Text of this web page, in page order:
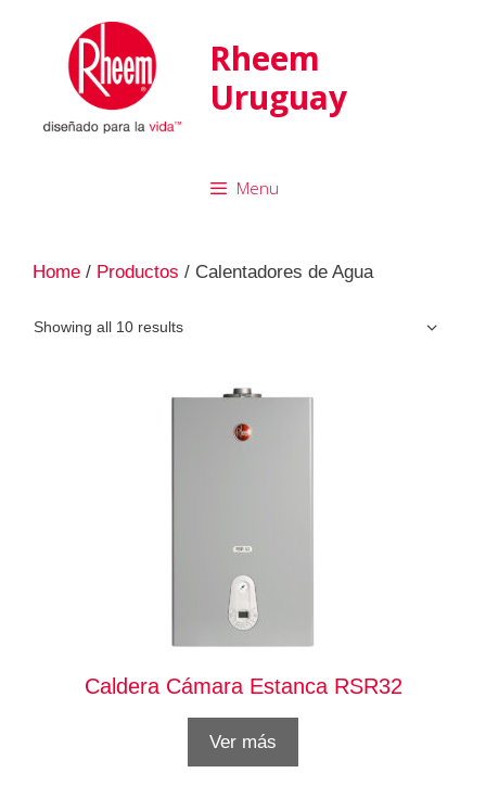
Rheem
Uruguay
Menu
Home / Productos / Calentadores de Agua
Showing all 10 results
Caldera Cámara Estanca RSR32
Ver más